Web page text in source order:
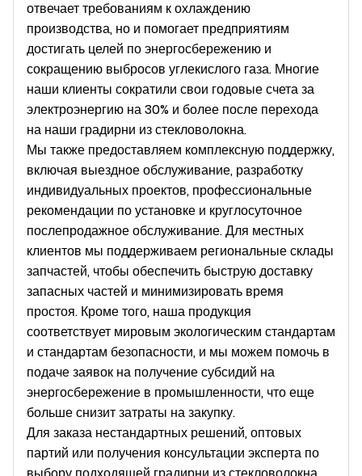
отвечает требованиям к охлаждению
производства, но и помогает предприятиям
достигать целей по энергосбережению и
сокращению выбросов углекислого газа. Многие
наши клиенты сократили свои годовые счета за
электроэнергию на 30% и более после перехода
на наши градирни из стекловолокна.
Мы также предоставляем комплексную поддержку,
включая выездное обслуживание, разработку
индивидуальных проектов, профессиональные
рекомендации по установке и круглосуточное
послепродажное обслуживание. Для местных
клиентов мы поддерживаем региональные склады
запчастей, чтобы обеспечить быструю доставку
запасных частей и минимизировать время
простоя. Кроме того, наша продукция
соответствует мировым экологическим стандартам
и стандартам безопасности, и мы можем помочь в
подаче заявок на получение субсидий на
энергосбережение в промышленности, что еще
больше снизит затраты на закупку.
Для заказа нестандартных решений, оптовых
партий или получения консультации эксперта по